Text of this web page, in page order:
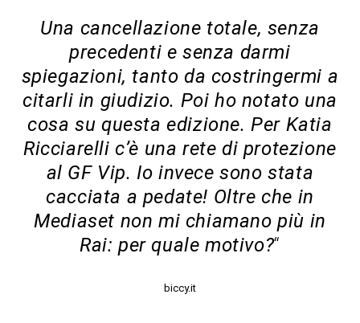
Una cancellazione totale, senza
precedenti e senza darmi
spiegazioni, tanto da costringermi a
citarli in giudizio. Poi ho notato una
cosa su questa edizione. Per Katia
Ricciarelli c’è una rete di protezione
al GF Vip. Io invece sono stata
cacciata a pedate! Oltre che in
Mediaset non mi chiamano più in
Rai: per quale motivo?“
biccy.it